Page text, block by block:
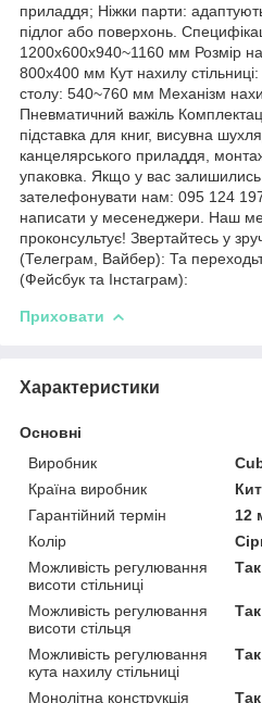
приладдя; Ніжки парти:
підлог або поверхонь.
1200x600x940~1160 мм Розмір
800x400 мм Кут нахилу
столу: 540~760 мм Механізм
Пневматичний важіль
підставка для книг, висувна
канцелярського приладдя,
упаковка. Якщо у вас
зателефонувати нам: 095 124
написати у месенеджери. Наш
проконсультує! Звертайтесь у
(Телеграм, Вайбер): Та
(Фейсбук та Інстаграм):
Приховати
Характеристики
Основні
Виробник
Країна виробник
Гарантійний термін
12
Колір
Можливість регулювання
висоти стільниці
Так
Можливість регулювання
висоти стільця
Так
Можливість регулювання
кута нахилу стільниці
Так
Монолітна конструкція Так